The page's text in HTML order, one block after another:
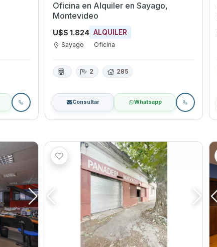
Oficina en Alquiler en Sayago,
Montevideo
U$S 1.824 ALQUILER
Sayago Oficina
2 285
Consultar Whatsapp